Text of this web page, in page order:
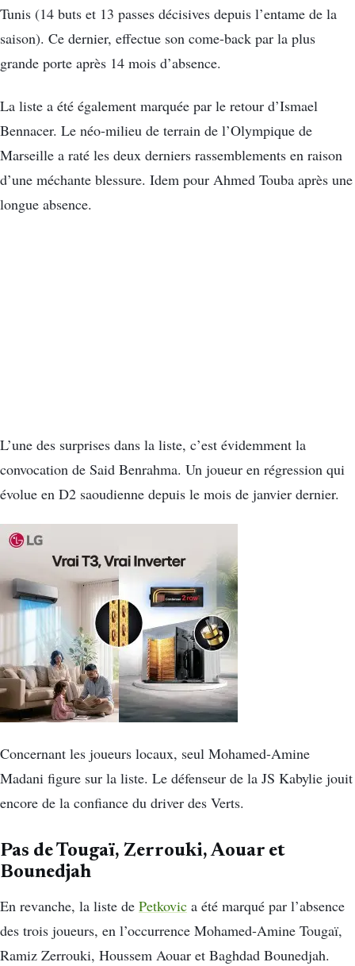
Tunis (14 buts et 13 passes décisives depuis l’entame de la
saison). Ce dernier, effectue son come-back par la plus
grande porte après 14 mois d’absence.
La liste a été également marquée par le retour d’Ismael
Bennacer. Le néo-milieu de terrain de l’Olympique de
Marseille a raté les deux derniers rassemblements en raison
d’une méchante blessure. Idem pour Ahmed Touba après une
longue absence.
L’une des surprises dans la liste, c’est évidemment la
convocation de Said Benrahma. Un joueur en régression qui
évolue en D2 saoudienne depuis le mois de janvier dernier.
Concernant les joueurs locaux, seul Mohamed-Amine
Madani figure sur la liste. Le défenseur de la JS Kabylie jouit
encore de la confiance du driver des Verts.
Pas de Tougaï, Zerrouki, Aouar et
Bounedjah
En revanche, la liste de Petkovic a été marqué par l’absence
des trois joueurs, en l’occurrence Mohamed-Amine Tougaï,
Ramiz Zerrouki, Houssem Aouar et Baghdad Bounedjah.